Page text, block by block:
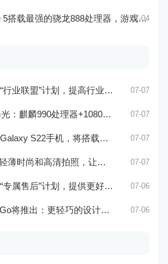
载最强的骁龙888处理器，游戏性能超强07-04
联盟”计划，提高行业竞争力 07-07
麒麟990处理器+1080p屏幕 07-07
机，将搭载最新的Exynos 2200处理器 07-07
拍照，让你拥有更加美好的手机生活！ 07-07
后”计划，提供更好的服务保障 07-06
更轻巧的设计和更好的电池续航能力 07-06